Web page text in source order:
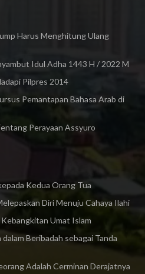
Harus Menghitung Ulang
Idul Adha 1443 H / 2022 M
Pilpres 2014
Pemantapan Bahasa Arab di
Perayaan Assyuro
Kedua Orang Tua
Diri Menuju Cahaya Ilahi
Umat Islam
Beribadah sebagai Tanda
Adalah Cerminan Derajatnya